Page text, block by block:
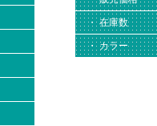
・ 在庫数
・ カラー